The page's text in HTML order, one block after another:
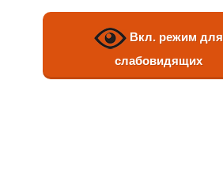
Вкл. режим для
слабовидящих